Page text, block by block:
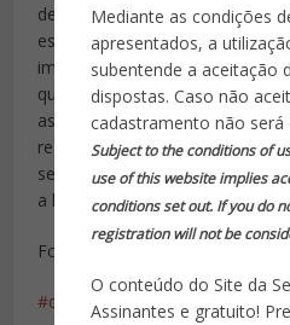
Mediante as condições
apresentados, a
subentende a aceitação
dispostas. Caso não
cadastramento não será
Subject to the conditions of
use of this website implies
conditions set out. If you do
registration will not be
O conteúdo do Site da
Assinantes e gratuito!
desta tecnologia poder cair
estão também
impedir que o sistema
quiserem, a não ser com seus
aspecto que também tem de
regulamentação, deverá ficar
ser utilizado o mecanismo
a lei da privacidade.
Fonte: MIT News
dispositivo RF-Capture MIT